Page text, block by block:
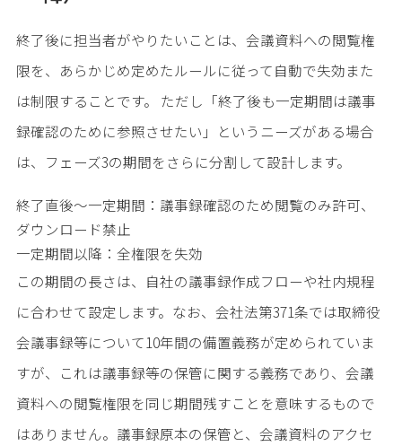
終了後に担当者がやりたいことは、会議資料への閲覧権
限を、あらかじめ定めたルールに従って自動で失効また
は制限することです。 ただし「終了後も一定期間は議事
録確認のために参照させたい」というニーズがある場合
は、フェーズ3の期間をさらに分割して設計します。
終了直後〜一定期間：議事録確認のため閲覧のみ許可、
ダウンロード禁止
一定期間以降：全権限を失効
この期間の長さは、自社の議事録作成フローや社内規程
に合わせて設定します。なお、会社法第371条では取締役
会議事録等について10年間の備置義務が定められていま
すが、これは議事録等の保管に関する義務であり、会議
資料への閲覧権限を同じ期間残すことを意味するもので
はありません。議事録原本の保管と、会議資料のアクセ